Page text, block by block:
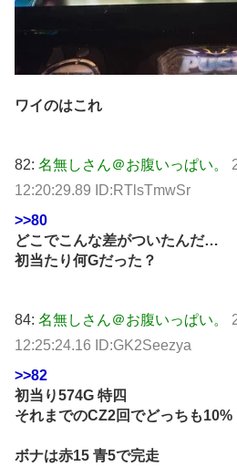
ワイのはこれ
82: 名無しさん＠お腹いっぱい。
12:20:29.89 ID:RTlsTmwSr
>>80
どこでこんな差がついたんだ…
初当たり何Gだった？
84: 名無しさん＠お腹いっぱい。
12:25:24.16 ID:GK2Seezya
>>82
初当り574G 特四
それまでのCZ2回でどっちも10%
ボナは赤15 青5で完走